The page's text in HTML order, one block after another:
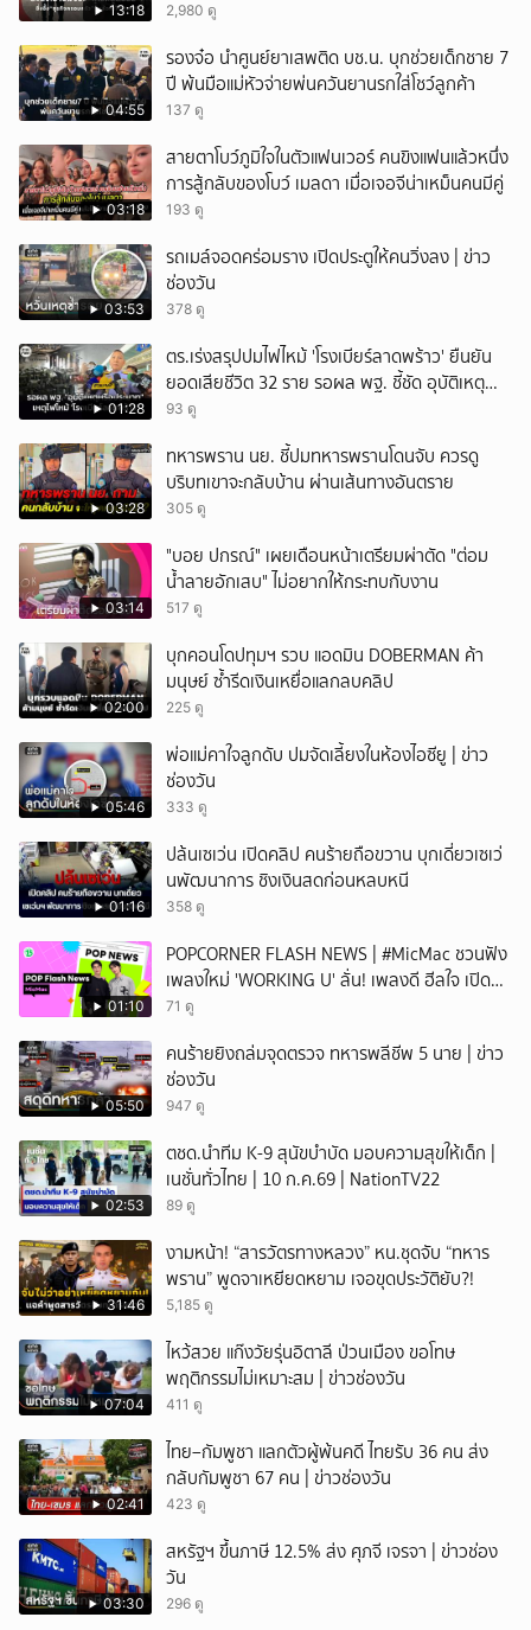
13:18 2,980 ดู
04:55
รองจ๋อ นำศูนย์ยาเสพติด บช.น. บุกช่วยเด็กชาย 7
ปี พ้นมือแม่หัวจ่ายพ่นควันยานรกใส่โชว์ลูกค้า
137 ดู
03:18
สายตาโบว์ภูมิใจในตัวแฟนเวอร์ คนขิงแฟนแล้วหนึ่ง
การสู้กลับของโบว์ เมลดา เมื่อเจอจีน่าเหม็นคนมีคู่
193 ดู
03:53
รถเมล์จอดคร่อมราง เปิดประตูให้คนวิ่งลง | ข่าว
ช่องวัน
378 ดู
01:28
ตร.เร่งสรุปปมไฟไหม้ 'โรงเบียร์ลาดพร้าว' ยืนยัน
ยอดเสียชีวิต 32 ราย รอผล พฐ. ชี้ชัด อุบัติเหตุ
หรือประมาท
93 ดู
03:28
ทหารพราน นย. ชี้ปมทหารพรานโดนจับ ควรดู
บริบทเขาจะกลับบ้าน ผ่านเส้นทางอันตราย
305 ดู
03:14
"บอย ปกรณ์" เผยเดือนหน้าเตรียมผ่าตัด "ต่อม
น้ำลายอักเสบ" ไม่อยากให้กระทบกับงาน
517 ดู
02:00
บุกคอนโดปทุมฯ รวบ แอดมิน DOBERMAN ค้า
มนุษย์ ซ้ำรีดเงินเหยื่อแลกลบคลิป
225 ดู
05:46
พ่อแม่คาใจลูกดับ ปมจัดเลี้ยงในห้องไอซียู | ข่าว
ช่องวัน
333 ดู
01:16
ปล้นเซเว่น เปิดคลิป คนร้ายถือขวาน บุกเดี่ยวเซเว่
นพัฒนาการ ชิงเงินสดก่อนหลบหนี
358 ดู
01:10
POPCORNER FLASH NEWS | #MicMac ชวนฟัง
เพลงใหม่ 'WORKING U' ลั่น! เพลงดี ฮีลใจ เปิด
ฟังได้ทุกสถานการณ์
71 ดู
05:50
คนร้ายยิงถล่มจุดตรวจ ทหารพลีชีพ 5 นาย | ข่าว
ช่องวัน
947 ดู
02:53
ตชด.นำทีม K-9 สุนัขบำบัด มอบความสุขให้เด็ก |
เนชั่นทั่วไทย | 10 ก.ค.69 | NationTV22
89 ดู
31:46
งามหน้า! “สารวัตรทางหลวง” หน.ชุดจับ “ทหาร
พราน” พูดจาเหยียดหยาม เจอขุดประวัติยับ?!
5,185 ดู
07:04
ไหว้สวย แก๊งวัยรุ่นอิตาลี ป่วนเมือง ขอโทษ
พฤติกรรมไม่เหมาะสม | ข่าวช่องวัน
411 ดู
02:41
ไทย–กัมพูชา แลกตัวผู้พ้นคดี ไทยรับ 36 คน ส่ง
กลับกัมพูชา 67 คน | ข่าวช่องวัน
423 ดู
03:30
สหรัฐฯ ขึ้นภาษี 12.5% ส่ง ศุภจี เจรจา | ข่าวช่อง
วัน
296 ดู